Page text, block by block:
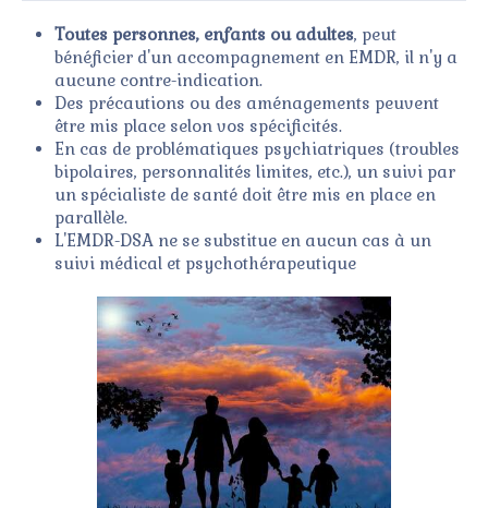
Toutes personnes, enfants ou adultes, peut
bénéficier d'un accompagnement en EMDR, il n'y a
aucune contre-indication.
Des précautions ou des aménagements peuvent
être mis place selon vos spécificités.
En cas de problématiques psychiatriques (troubles
bipolaires, personnalités limites, etc.), un suivi par
un spécialiste de santé doit être mis en place en
parallèle.
L'EMDR-DSA ne se substitue en aucun cas à un
suivi médical et psychothérapeutique